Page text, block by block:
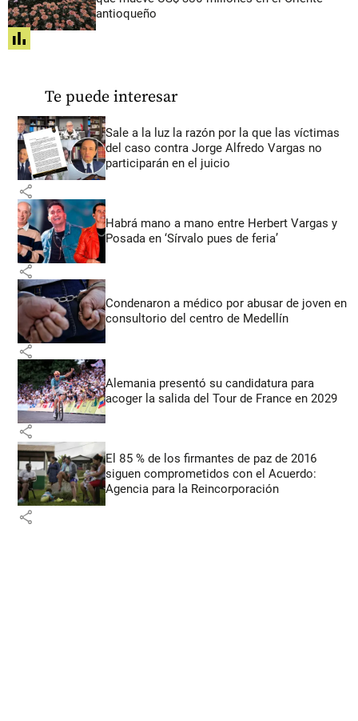
antioqueño
share
Te puede interesar
Sale a la luz la razón por la que las víctimas
del caso contra Jorge Alfredo Vargas no
participarán en el juicio
share
Habrá mano a mano entre Herbert Vargas y
Posada en ‘Sírvalo pues de feria’
share
Condenaron a médico por abusar de joven en
consultorio del centro de Medellín
share
Alemania presentó su candidatura para
acoger la salida del Tour de France en 2029
share
El 85 % de los firmantes de paz de 2016
siguen comprometidos con el Acuerdo:
Agencia para la Reincorporación
share